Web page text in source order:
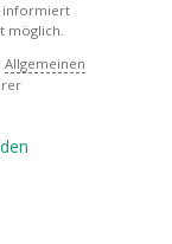
informiert
möglich.
Allgemeinen